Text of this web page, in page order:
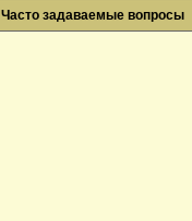
Часто задаваемые вопросы